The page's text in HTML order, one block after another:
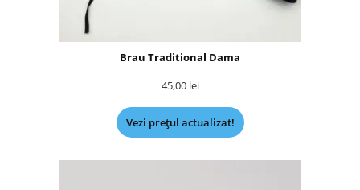
Brau Traditional Dama
45,00 lei
Vezi prețul actualizat!